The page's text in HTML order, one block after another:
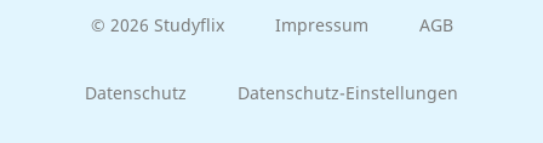
© 2026 Studyflix Impressum AGB
Datenschutz Datenschutz-Einstellungen